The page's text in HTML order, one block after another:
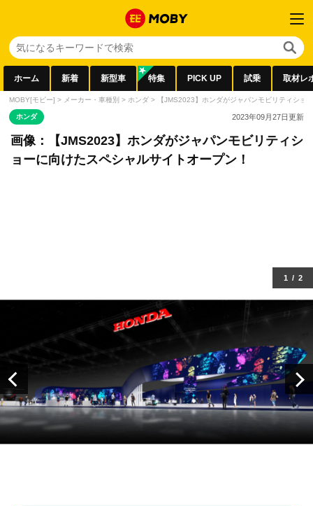
ホーム 新着 新型車 特集 PICK UP 試乗 取材レ
MOBY[モビー] > メーカー・車種別 > ホンダ > 【JMS2023】ホンダがジャパンモビリティショ
ホンダ 2023年09月27日更新
画像：【JMS2023】ホンダがジャパンモビリティシ
ョーに向けたスペシャルサイトオープン！
1 / 2